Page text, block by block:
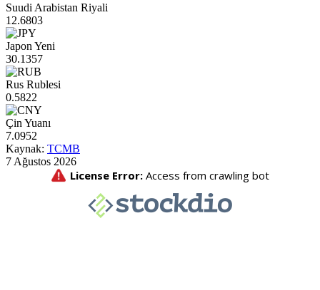
Suudi Arabistan Riyali
12.6803
Japon Yeni
30.1357
Rus Rublesi
0.5822
Çin Yuanı
7.0952
Kaynak: TCMB
7 Ağustos 2026